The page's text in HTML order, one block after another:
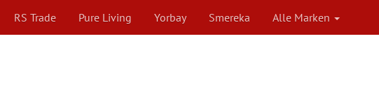
RS Trade Pure Living Yorbay Smereka Alle Marken